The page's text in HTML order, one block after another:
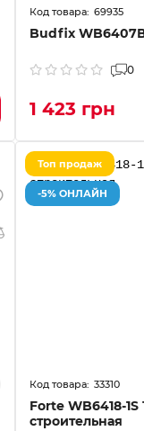
69935
Budfix
0
1 423 грн
Топ продаж
-5% ОНЛАЙН
33310
Forte WB6418-1S
строительная